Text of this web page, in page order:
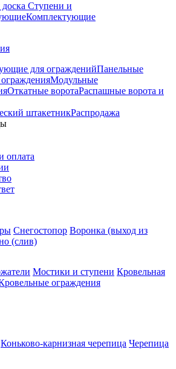
Ступени и
Комплектующие
для огражденийПанельные
Модульные
Откатные воротаРаспашные ворота и
штакетникРаспродажа
оплата
Снегостопор Воронка (выход из
(слив)
Мостики и ступени Кровельная
ограждения
Коньково-карнизная черепица Черепица